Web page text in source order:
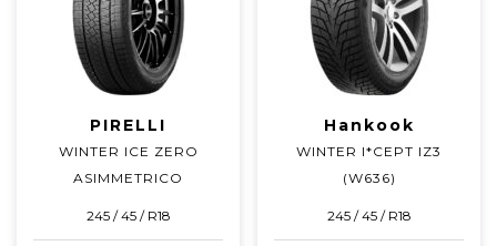
PIRELLI
WINTER ICE ZERO
ASIMMETRICO
245 / 45 / R18
Hankook
WINTER I*CEPT IZ3
(W636)
245 / 45 / R18